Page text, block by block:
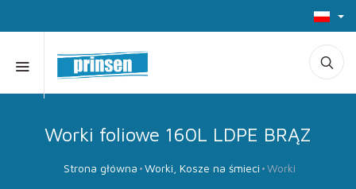
Worki foliowe 160L LDPE BRĄZ
Strona główna Worki, Kosze na śmieci Worki